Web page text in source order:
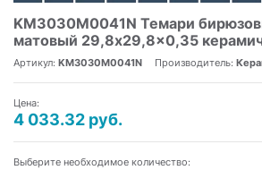
KM3030M0041N Темари
матовый 29,8x29,8x0,35
Артикул: KM3030M0041N Производитель:
Цена:
4 033.32 руб.
Выберите необходимое количество: